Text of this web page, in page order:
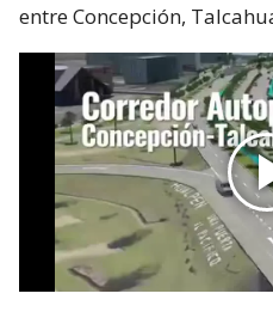
entre Concepción,